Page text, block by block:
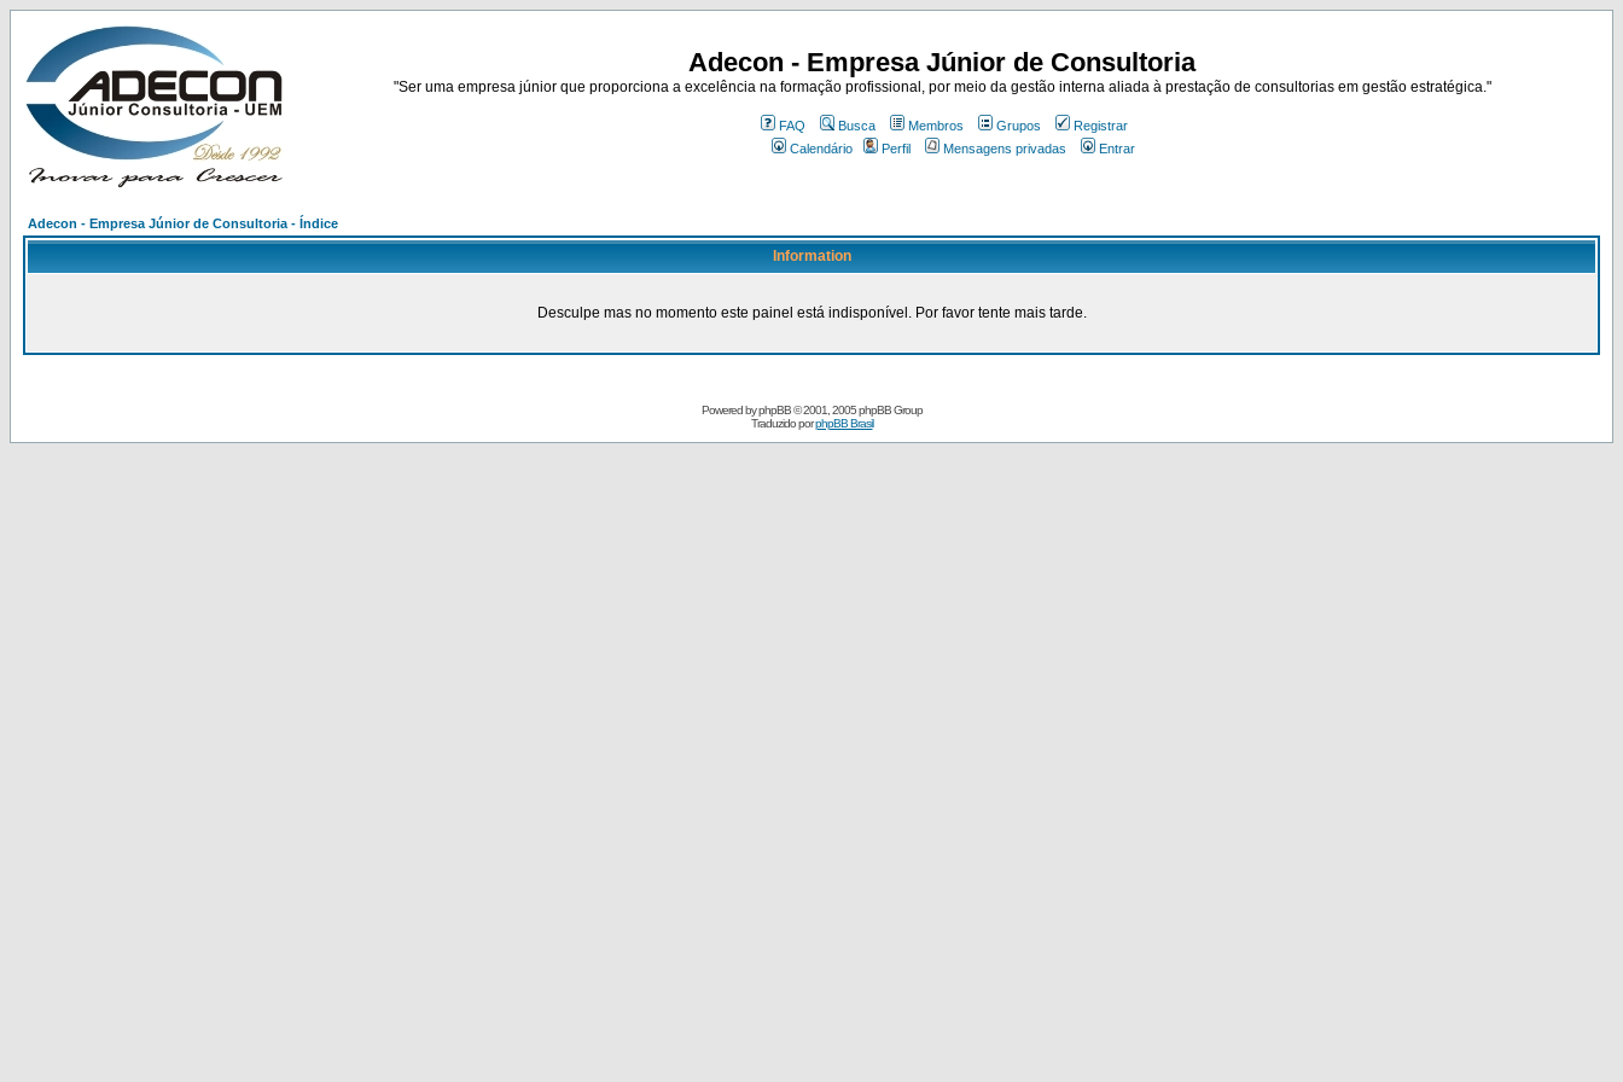
Adecon - Empresa Júnior de Consultoria
"Ser uma empresa júnior que proporciona a excelência na formação profissional, por meio da gestão interna aliada à prestação de consultorias em gestão estratégica."
FAQ Busca Membros Grupos
Registrar
Calendário
Perfil Mensagens privadas Entrar
Adecon - Empresa Júnior de Consultoria - Índice
Information
Desculpe mas no momento este painel está indisponível. Por favor tente mais tarde.
Powered byphpBB© 2001, 2005 phpBB Group
Traduzido porphpBB Brasil